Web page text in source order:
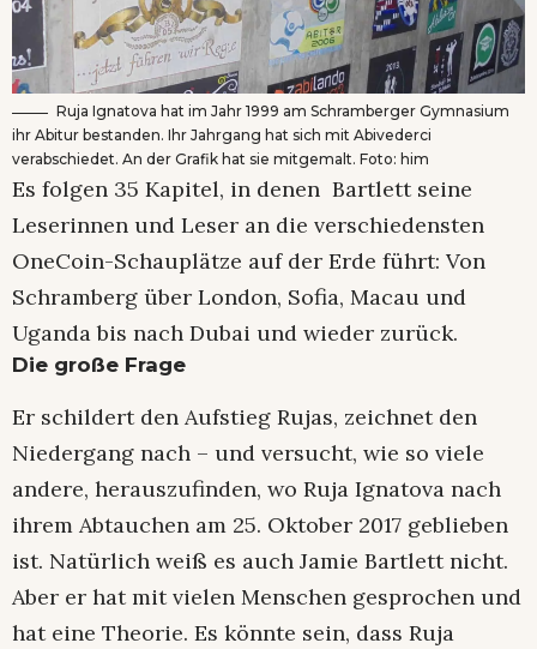
Ruja Ignatova hat im Jahr 1999 am Schramberger Gymnasium
ihr Abitur bestanden. Ihr Jahrgang hat sich mit Abivederci
verabschiedet. An der Grafik hat sie mitgemalt. Foto: him
Es folgen 35 Kapitel, in denen Bartlett seine
Leserinnen und Leser an die verschiedensten
OneCoin-Schauplätze auf der Erde führt: Von
Schramberg über London, Sofia, Macau und
Uganda bis nach Dubai und wieder zurück.
Die große Frage
Er schildert den Aufstieg Rujas, zeichnet den
Niedergang nach – und versucht, wie so viele
andere, herauszufinden, wo Ruja Ignatova nach
ihrem Abtauchen am 25. Oktober 2017 geblieben
ist. Natürlich weiß es auch Jamie Bartlett nicht.
Aber er hat mit vielen Menschen gesprochen und
hat eine Theorie. Es könnte sein, dass Ruja